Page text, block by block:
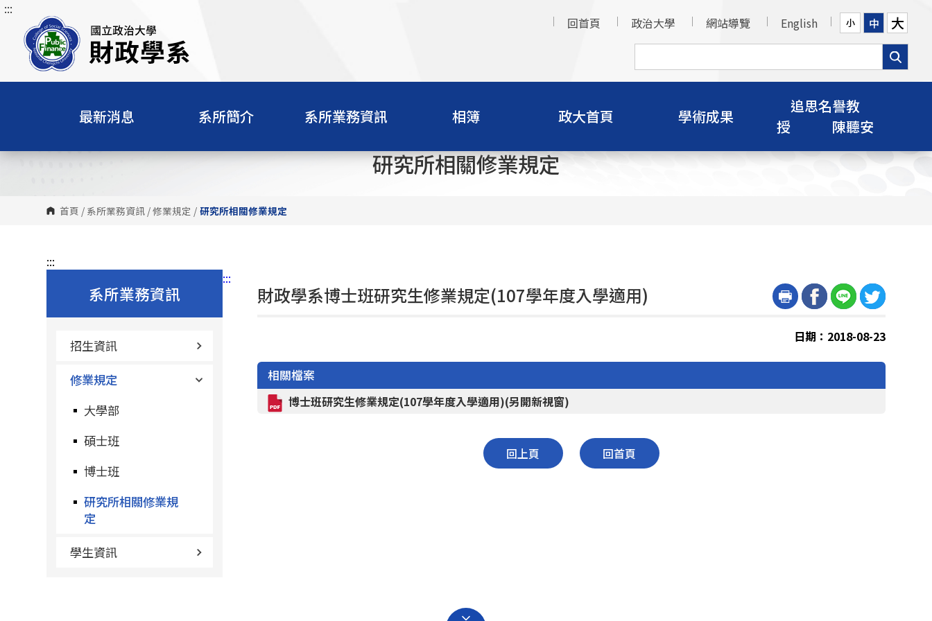
跳
內
:::
回首頁
政治大學 網站導覽 English 小 中 大
最新消息 系所簡介 系所業務資訊 相簿 政大首頁 學術成果
追思名譽教
授 陳聽安
研究所相關修業規定
首頁 / 系所業務資訊 /修業規定 / 研究所相關修業規定
:::
系所業務資訊
招生資訊
修業規定
大學部
碩士班
博士班
研究所相關修業規
定
學生資訊
:::
財政學系博士班研究生修業規定(107學年度入學適用)
日期：2018-08-23
相關檔案
博士班研究生修業規定(107學年度入學適用)(另開新視窗)
回上頁 回首頁